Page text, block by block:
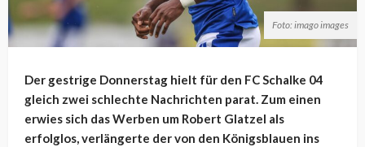
Foto: imago images
Der gestrige Donnerstag hielt für den FC Schalke 04
gleich zwei schlechte Nachrichten parat. Zum einen
erwies sich das Werben um Robert Glatzel als
erfolglos, verlängerte der von den Königsblauen ins